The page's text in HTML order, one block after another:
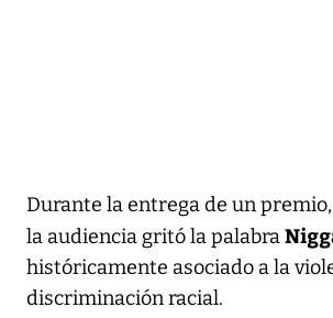
Durante la entrega de un
la audiencia gritó la palabra
históricamente asociado a la
discriminación racial.